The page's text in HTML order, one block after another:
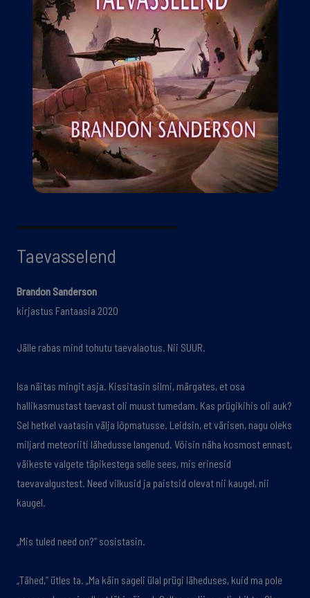
Taevasselend
Brandon Sanderson
kirjastus Fantaasia 2020
Jälle rabas mind tohutu taevalaotus. Nii SUUR.
Isa näitas mingit asja. Kissitasin silmi, märgates, et osa
hallikasmustast taevast oli muust tumedam. Kas prügikihis oli auk?
Sel hetkel vaatasin välja lõpmatusse. Leidsin, et värisen, nagu oleks
miljard meteoriiti lähedusse langenud. Võisin näha kosmost ennast,
väikeste valgete täpikestega selle sees, mis erinesid
taevavalgustest. Need vilkusid ja paistsid olevat nii kaugel, nii
kaugel.
„Mis tuled need on?” sosistasin.
„Tähed,” ütles ta. „Ma käin sageli ülal prügi läheduses, kuid ma pole